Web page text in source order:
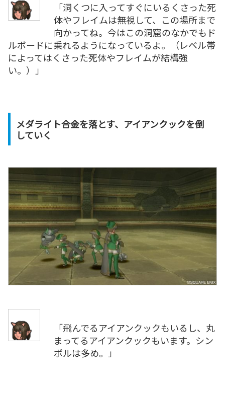
「洞くつに入ってすぐにいるくさった死
体やフレイムは無視して、この場所まで
向かってね。今はこの洞窟のなかでもド
ルボードに乗れるようになっているよ。（レベル帯
によってはくさった死体やフレイムが結構強
い。）」
メダライト合金を落とす、アイアンクックを倒
していく
「飛んでるアイアンクックもいるし、丸
まってるアイアンクックもいます。シン
ボルは多め。」